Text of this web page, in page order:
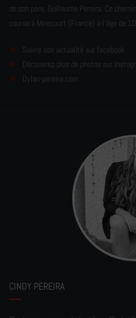
de son père, Guillaume Pereira. Ce
course à Mirecourt (France) à l'âge de
Suivre son actualité sur facebook
Découvrez plus de photos sur
Dylan-pereira.com
CINDY PEREIRA